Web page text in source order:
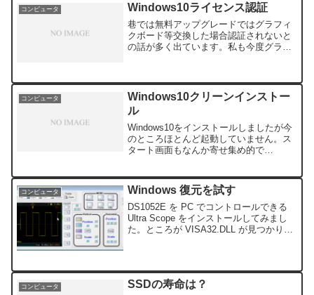
コンピュータ Windows10ライセンス認証
巷では無料アップグレードではグラフィ
クボード等交換した場合認証されないと
の話が多く出ています。私も今度グラフ
みると、11 月の更新プログラム (N...
コンピュータ
Windows10クリーンインストー
ル
Windows10をインストールしましたが今
のところほとんど起動していません。ス
タート画面もなんか寄せ集め的で
が見出せません。無駄な抵抗かと思いま
すが...
コンピュータ Windows 復元を試す
DS1052E を PC でコントロールできる
Ultra Scope をインストールしてみまし
た。ところが VISA32.DLL が見つかりま
コンピュータ SSDの寿命は？